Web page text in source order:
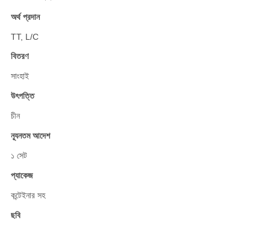
অর্থ প্রদান
TT, L/C
বিতরণ
সাংহাই
উৎপত্তি
চীন
ন্যূনতম আদেশ
১ সেট
প্যাকেজ
কন্টেইনার সহ
ছবি